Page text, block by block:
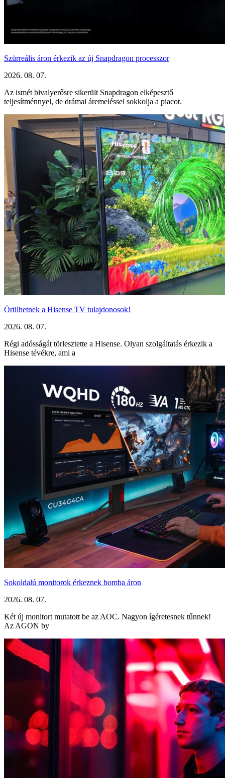
Szürreális áron érkezik az új Snapdragon processzor
2026. 08. 07.
Az ismét bivalyerősre sikerült Snapdragon elképesztő
teljesítménnyel, de drámai áremeléssel sokkolja a piacot.
Örülhetnek a Hisense TV tulajdonosok!
2026. 08. 07.
Régi adósságát törlesztette a Hisense. Olyan szolgáltatás érkezik a
Hisense tévékre, ami a
Sokoldalú monitorok érkeznek bomba áron
2026. 08. 07.
Két új monitort mutatott be az AOC. Nagyon ígéretesnek tűnnek!
Az AGON by